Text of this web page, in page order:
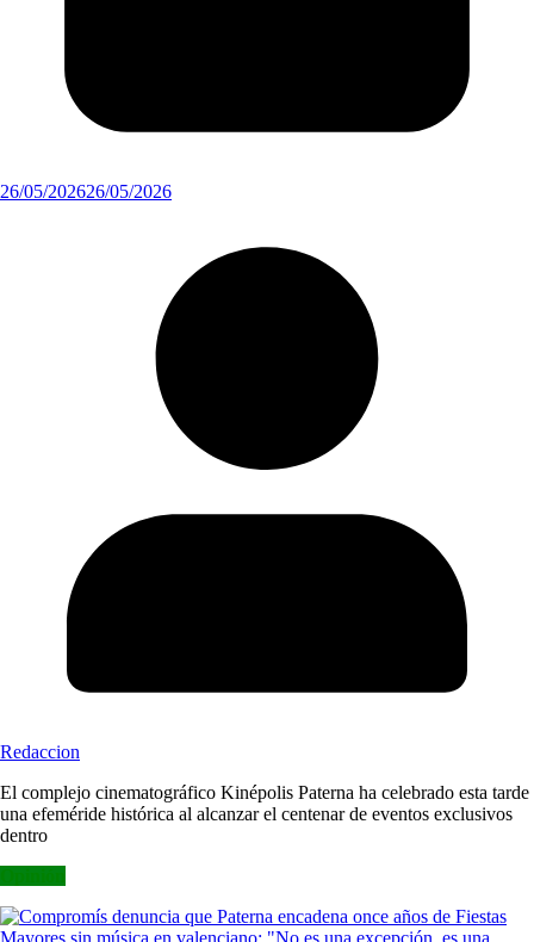
26/05/202626/05/2026
Redaccion
El complejo cinematográfico Kinépolis Paterna ha celebrado esta tarde
una efeméride histórica al alcanzar el centenar de eventos exclusivos
dentro